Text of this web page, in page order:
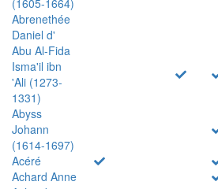
Abrenethée
Daniel d'
Abu Al-Fida
Isma'il ibn
'Ali (1273-
1331)
Abyss
Johann
(1614-1697)
Acéré
Achard Anne